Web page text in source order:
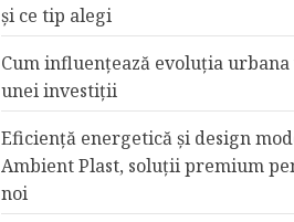
și ce tip alegi
Cum influențează evoluția
unei investiții
Eficiență energetică și design
Ambient Plast, soluții premium
noi